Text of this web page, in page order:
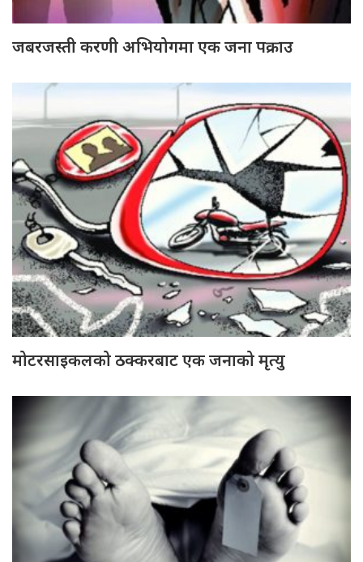
जबरजस्ती करणी अभियोगमा एक जना पक्राउ
मोटरसाइकलको ठक्करबाट एक जनाको मृत्यु